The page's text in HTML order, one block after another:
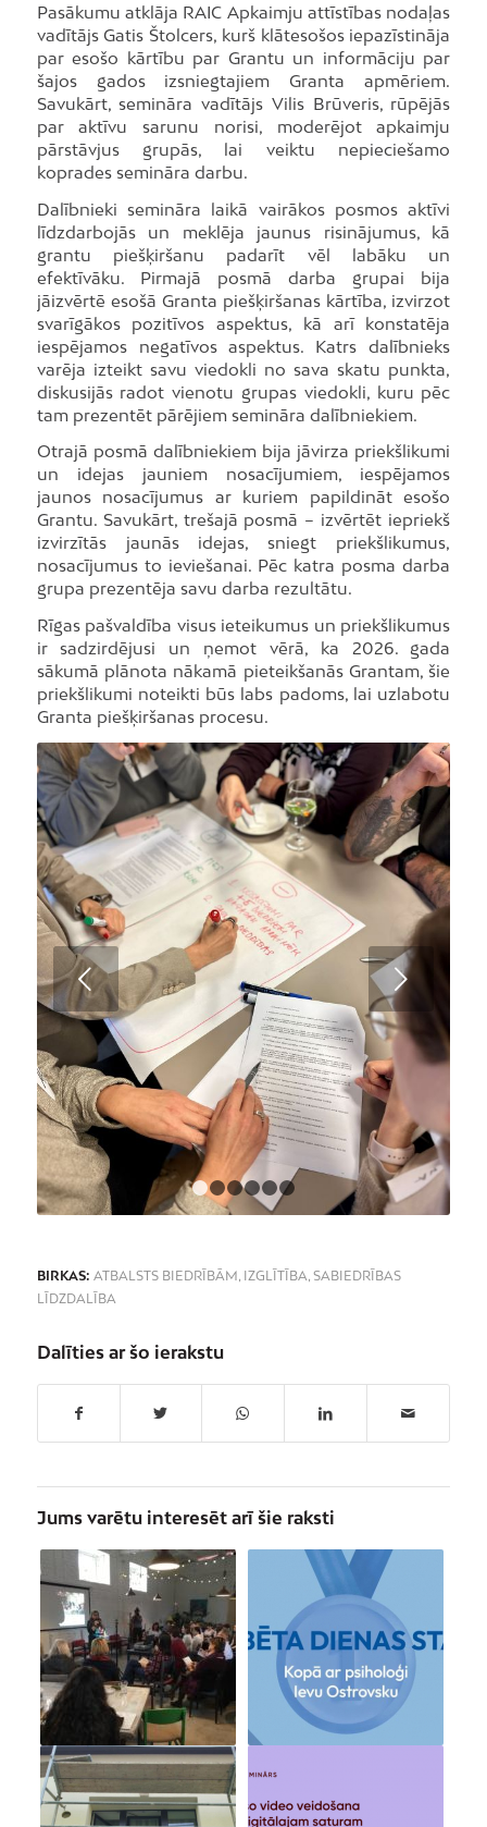
Pasākumu atklāja RAIC Apkaimju attīstības nodaļas
vadītājs Gatis Štolcers, kurš klātesošos iepazīstināja
par esošo kārtību par Grantu un informāciju par
šajos gados izsniegtajiem Granta apmēriem.
Savukārt, semināra vadītājs Vilis Brūveris, rūpējās
par aktīvu sarunu norisi, moderējot apkaimju
pārstāvjus grupās, lai veiktu nepieciešamo
koprades semināra darbu.
Dalībnieki semināra laikā vairākos posmos aktīvi
līdzdarbojās un meklēja jaunus risinājumus, kā
grantu piešķiršanu padarīt vēl labāku un
efektīvāku. Pirmajā posmā darba grupai bija
jāizvērtē esošā Granta piešķiršanas kārtība, izvirzot
svarīgākos pozitīvos aspektus, kā arī konstatēja
iespējamos negatīvos aspektus. Katrs dalībnieks
varēja izteikt savu viedokli no sava skatu punkta,
diskusijās radot vienotu grupas viedokli, kuru pēc
tam prezentēt pārējiem semināra dalībniekiem.
Otrajā posmā dalībniekiem bija jāvirza priekšlikumi
un idejas jauniem nosacījumiem, iespējamos
jaunos nosacījumus ar kuriem papildināt esošo
Grantu. Savukārt, trešajā posmā – izvērtēt iepriekš
izvirzītās jaunās idejas, sniegt priekšlikumus,
nosacījumus to ieviešanai. Pēc katra posma darba
grupa prezentēja savu darba rezultātu.
Rīgas pašvaldība visus ieteikumus un priekšlikumus
ir sadzirdējusi un ņemot vērā, ka 2026. gada
sākumā plānota nākamā pieteikšanās Grantam, šie
priekšlikumi noteikti būs labs padoms, lai uzlabotu
Granta piešķiršanas procesu.
Next
3 4 5 6
BIRKAS: ATBALSTS BIEDRĪBĀM , IZGLĪTĪBA, SABIEDRĪBAS
LĪDZDALĪBA
Dalīties ar šo ierakstu
Jums varētu interesēt arī šie raksti